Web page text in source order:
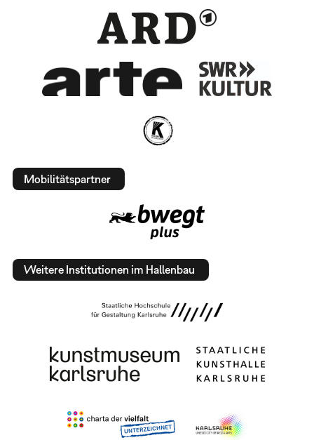
Mobilitätspartner
Weitere Institutionen im Hallenbau